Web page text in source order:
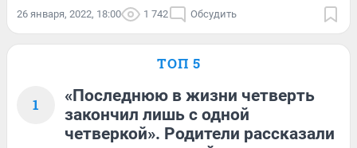
26 января, 2022, 18:00 1 742 Обсудить
ТОП 5
1
«Последнюю в жизни четверть
закончил лишь с одной
четверкой». Родители рассказали